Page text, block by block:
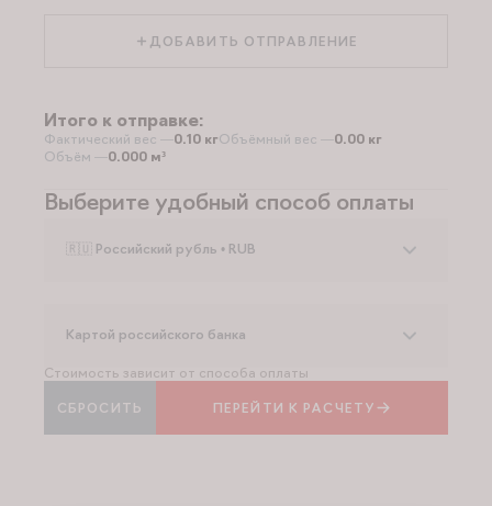
ДОБАВИТЬ ОТПРАВЛЕНИЕ
Итого к отправке:
Фактический вес —0.10 кгОбъёмный вес —0.00 кг
Объём —0.000 м³
Выберите удобный способ оплаты
🇷🇺 Российский рубль • RUB
Картой российского банка
Стоимость зависит от способа оплаты
ПЕРЕЙТИ К РАСЧЕТУ
СБРОСИТЬ